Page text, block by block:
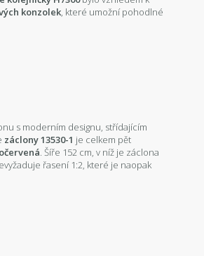
konzolek, které umožní pohodlné
s moderním designu, střídajícím
záclony 13530-1 je celkem pět
. Šíře 152 cm, v níž je záclona
řasení 1:2, které je naopak